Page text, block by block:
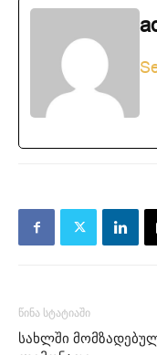
წინა სტატიაში
სახლში